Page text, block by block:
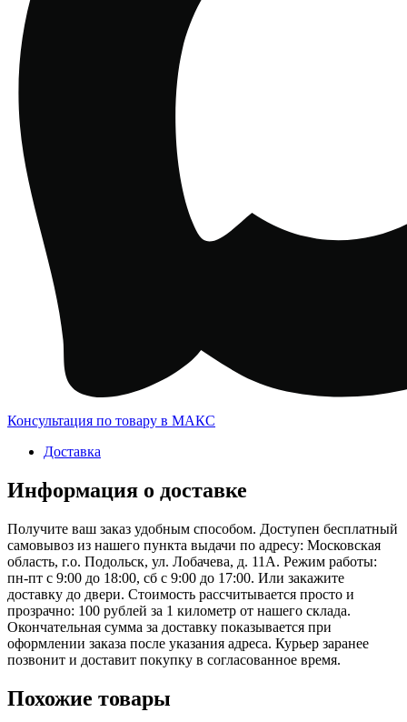
Консультация по товару в МАКС
Доставка
Информация о доставке
Получите ваш заказ удобным способом. Доступен бесплатный
самовывоз из нашего пункта выдачи по адресу: Московская
область, г.о. Подольск, ул. Лобачева, д. 11А. Режим работы:
пн-пт с 9:00 до 18:00, сб с 9:00 до 17:00. Или закажите
доставку до двери. Стоимость рассчитывается просто и
прозрачно: 100 рублей за 1 километр от нашего склада.
Окончательная сумма за доставку показывается при
оформлении заказа после указания адреса. Курьер заранее
позвонит и доставит покупку в согласованное время.
Похожие товары